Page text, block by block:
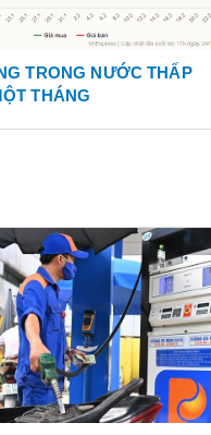
TRONG NƯỚC THẤP
THÁNG